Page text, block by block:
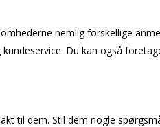
nemlig forskellige
Du kan også
til dem. Stil dem nogle